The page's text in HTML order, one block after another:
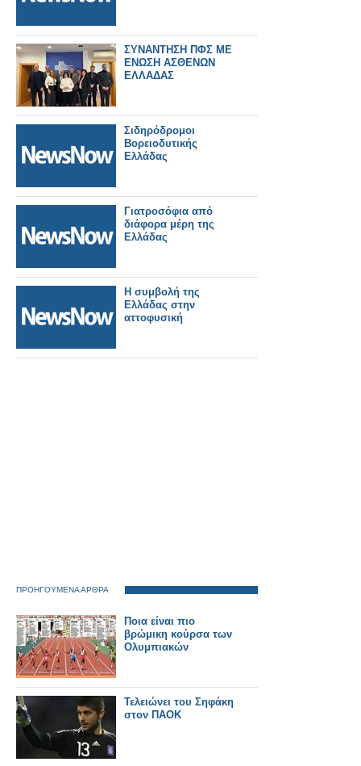
ΣΥΝΑΝΤΗΣΗ ΠΦΣ ΜΕ
ΕΝΩΣΗ ΑΣΘΕΝΩΝ
ΕΛΛΑΔΑΣ
Σιδηρόδρομοι
Βορειοδυτικής
Ελλάδας
Γιατροσόφια από
διάφορα μέρη της
Ελλάδας
Η συμβολή της
Ελλάδας στην
αττοφυσική
ΠΡΟΗΓΟΥΜΕΝΑ ΑΡΘΡΑ
Ποια είναι πιο
βρώμικη κούρσα των
Ολυμπιακών
Τελειώνει του Σηφάκη
στον ΠΑΟΚ